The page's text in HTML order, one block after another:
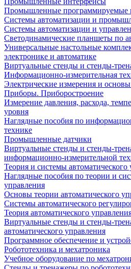
Промышленные программируемые
Системы автоматизации и
Системы автоматизации и
Светодинамические планшеты по
Универсальные настольные
электронике и автоматике
Виртуальные стенды и стенды-
Информационно-измерительная
Электрические измерения и
Приборы. Приборостроение
Измерение давления, расхода,
уровня
Наглядные пособия по
технике
Промышленные датчики
Виртуальные стенды и стенды-
информационно-измерительной
Теория и системы автоматического
Наглядные пособия по теории и
управления
Основы теории автоматического
Системы автоматического
Теория автоматического
Виртуальные стенды и стенды-
автоматического управления
Программное обеспечение и
Робототехника и мехатроника
Учебное оборудование по